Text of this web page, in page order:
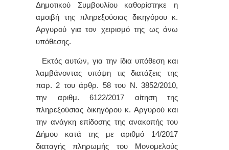
Δημοτικού Συμβουλίου καθορίστηκε η
αμοιβή της πληρεξούσιας δικηγόρου κ.
Αργυρού για τον χειρισμό της ως άνω
υπόθεσης.
Εκτός αυτών, για την ίδια υπόθεση και
λαμβάνοντας υπόψη τις διατάξεις της
παρ. 2 του άρθρ. 58 του Ν. 3852/2010,
την αριθμ. 6122/2017 αίτηση της
πληρεξούσιας δικηγόρου κ. Αργυρού και
την ανάγκη επίδοσης της ανακοπής του
Δήμου κατά της με αριθμό 14/2017
διαταγής πληρωμής του Μονομελούς